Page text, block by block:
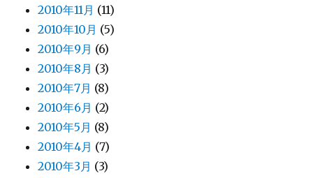
2010年11月 (11)
2010年10月 (5)
2010年9月 (6)
2010年8月 (3)
2010年7月 (8)
2010年6月 (2)
2010年5月 (8)
2010年4月 (7)
2010年3月 (3)